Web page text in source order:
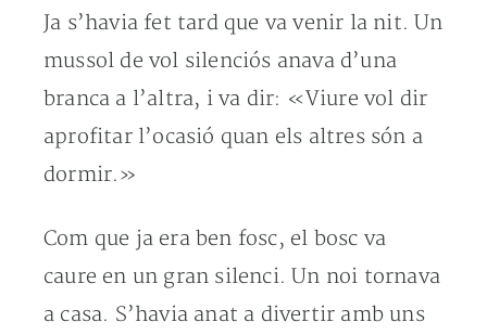
Ja s’havia fet tard que va venir la nit. Un
mussol de vol silenciós anava d’una
branca a l’altra, i va dir: «Viure vol dir
aprofitar l’ocasió quan els altres són a
dormir.»
Com que ja era ben fosc, el bosc va
caure en un gran silenci. Un noi tornava
a casa. S’havia anat a divertir amb uns